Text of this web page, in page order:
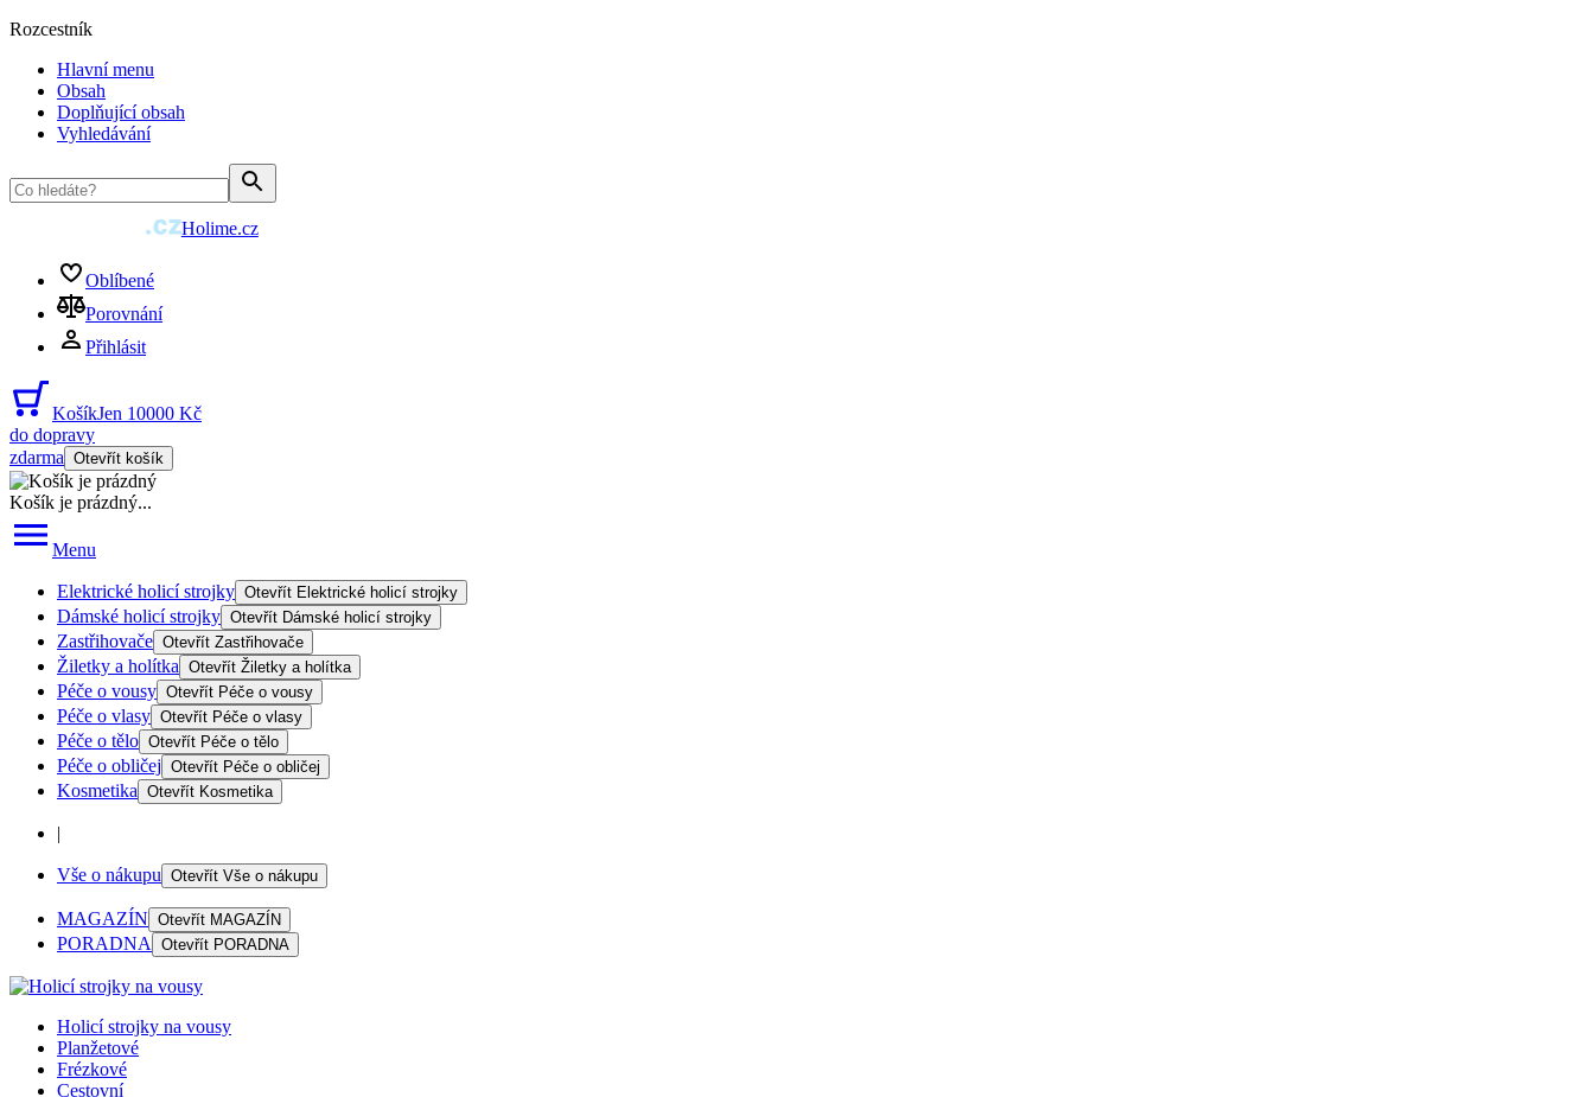
Rozcestník
Hlavní menu
Obsah
Doplňující obsah
Vyhledávání
Holime.cz
Oblíbené
Porovnání
Přihlásit
KošíkJen 10000 Kč
do dopravy
zdarma Otevřít košík
Košík je prázdný...
Menu
Elektrické holicí strojky Otevřít Elektrické holicí strojky
Dámské holicí strojky Otevřít Dámské holicí strojky
Zastřihovače Otevřít Zastřihovače
Žiletky a holítka Otevřít Žiletky a holítka
Péče o vousy Otevřít Péče o vousy
Péče o vlasy Otevřít Péče o vlasy
Péče o tělo Otevřít Péče o tělo
Péče o obličej Otevřít Péče o obličej
Kosmetika Otevřít Kosmetika
|
Vše o nákupu Otevřít Vše o nákupu
MAGAZÍN Otevřít MAGAZÍN
PORADNA Otevřít PORADNA
Holicí strojky na vousy
Planžetové
Frézkové
Cestovní